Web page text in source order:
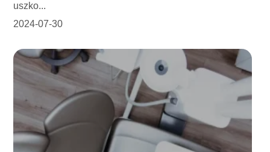
uszko...
2024-07-30